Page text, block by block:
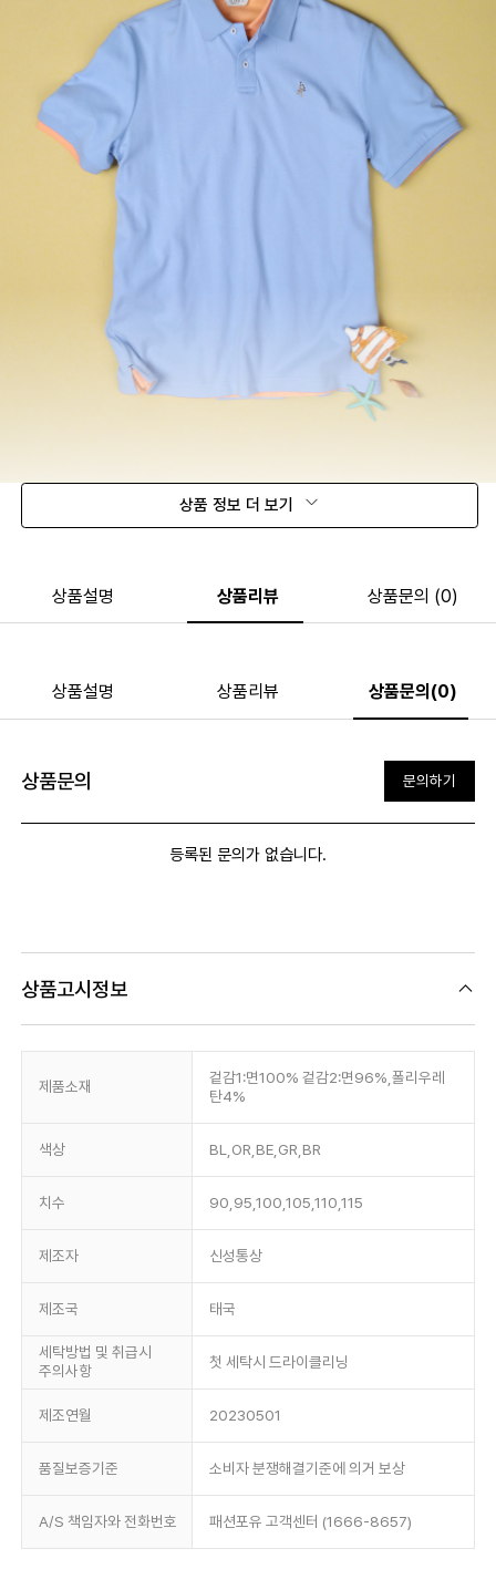
상품 정보 더 보기
상품설명 상품리뷰 상품문의 (0)
상품설명 상품리뷰 상품문의(0)
상품문의 문의하기
등록된 문의가 없습니다.
상품고시정보
제품소재
겉감1:면100% 겉감2:면96%,폴리우레
탄4%
색상 BL,OR,BE,GR,BR
치수 90,95,100,105,110,115
제조자 신성통상
제조국 태국
세탁방법 및 취급시
주의사항
첫 세탁시 드라이클리닝
제조연월 20230501
품질보증기준 소비자 분쟁해결기준에 의거 보상
A/S 책임자와 전화번호 패션포유 고객센터 (1666-8657)